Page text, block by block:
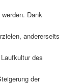
Dank
andererseits
des
der